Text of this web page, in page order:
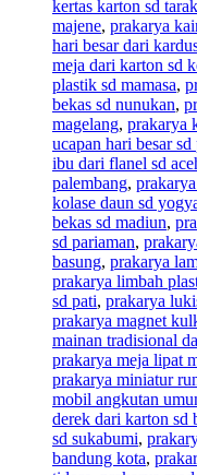
kertas karton sd
majene, prakarya
hari besar dari
meja dari karton sd
plastik sd mamasa,
bekas sd nunukan,
magelang, prakarya
ucapan hari besar
ibu dari flanel sd
palembang,
kolase daun sd
bekas sd madiun,
sd pariaman,
basung, prakarya
prakarya limbah
sd pati, prakarya
prakarya magnet
mainan tradisional
prakarya meja lipat
prakarya miniatur
mobil angkutan
derek dari karton sd
sd sukabumi,
bandung kota,